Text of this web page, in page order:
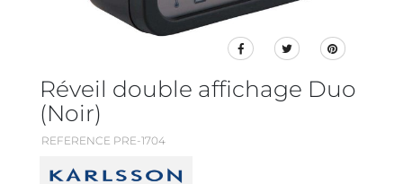
Réveil double affichage Duo
(Noir)
REFERENCE PRE-1704